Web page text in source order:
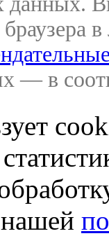
— в
нашей